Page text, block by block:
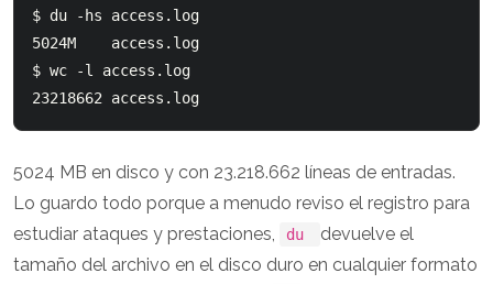
$ du -hs access.log
5024M    access.log
$ wc -l access.log
5024 MB en disco y con 23.218.662 líneas de entradas.
Lo guardo todo porque a menudo reviso el registro para
estudiar ataques y prestaciones,
du
devuelve el
tamaño del archivo en el disco duro en cualquier formato